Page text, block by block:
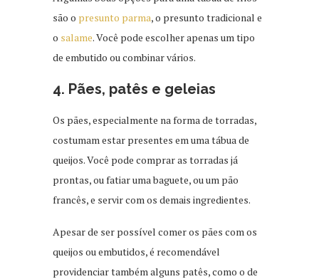
são o presunto parma, o presunto tradicional e
o salame. Você pode escolher apenas um tipo
de embutido ou combinar vários.
4. Pães, patês e geleias
Os pães, especialmente na forma de torradas,
costumam estar presentes em uma tábua de
queijos. Você pode comprar as torradas já
prontas, ou fatiar uma baguete, ou um pão
francês, e servir com os demais ingredientes.
Apesar de ser possível comer os pães com os
queijos ou embutidos, é recomendável
providenciar também alguns patês, como o de